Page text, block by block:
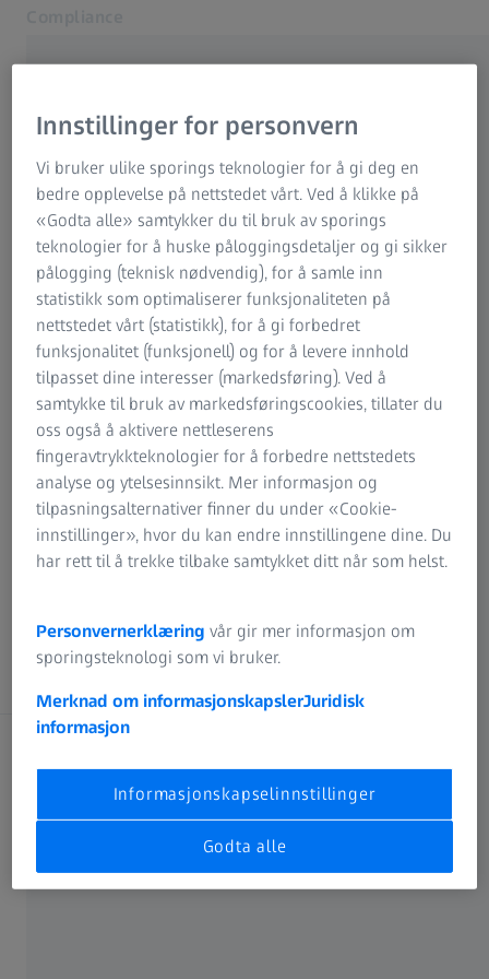
Relaterte ZEISS-nettsteder
ZEISS-gruppen
OFTE BRUKT
Databeskyttelse
OM ZEISS
Om
Karriere
Nyhetsredaksjon
Velg ZEISS-område
Hunting
Nature Observation
Velg nettsted
Globalt nettsted (Norsk)
Innstillinger for personvern
Vi bruker ulike sporings teknologier for å gi deg en
bedre opplevelse på nettstedet vårt. Ved å klikke på
«Godta alle» samtykker du til bruk av sporings
teknologier for å huske påloggingsdetaljer og gi sikker
pålogging (teknisk nødvendig), for å samle inn
statistikk som optimaliserer funksjonaliteten på
nettstedet vårt (statistikk), for å gi forbedret
funksjonalitet (funksjonell) og for å levere innhold
tilpasset dine interesser (markedsføring). Ved å
samtykke til bruk av markedsføringscookies, tillater du
oss også å aktivere nettleserens
fingeravtrykkteknologier for å forbedre nettstedets
analyse og ytelsesinnsikt. Mer informasjon og
tilpasningsalternativer finner du under «Cookie-
innstillinger», hvor du kan endre innstillingene dine. Du
har rett til å trekke tilbake samtykket ditt når som helst.
Personvernerklæring vår gir mer informasjon om
sporingsteknologi som vi bruker.
Merknad om informasjonskapslerJuridisk
informasjon
Informasjonskapselinnstillinger
Godta alle